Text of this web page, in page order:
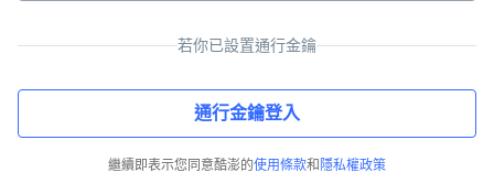
若你已設置通行金鑰
通行金鑰登入
繼續即表示您同意酷澎的使用條款和 隱私權政策